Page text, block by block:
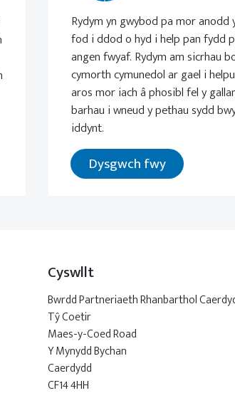
Rydym yn gwybod pa mor anodd
fod i ddod o hyd i help pan fydd
angen fwyaf. Rydym am sicrhau
cymorth cymunedol ar gael i
aros mor iach â phosibl fel y
barhau i wneud y pethau sydd
iddynt.
Dysgwch fwy
Cyswllt
Bwrdd Partneriaeth Rhanbarthol
Tŷ Coetir
Maes-y-Coed Road
Y Mynydd Bychan
Caerdydd
CF14 4HH